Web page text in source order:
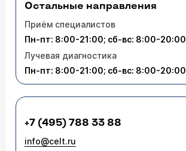
Остальные направления
Приём специалистов
Пн-пт: 8:00-21:00; сб-вс: 8:00-20:00
Лучевая диагностика
Пн-пт: 8:00-21:00; сб-вс: 8:00-20:00
+7 (495) 788 33 88
info@celt.ru